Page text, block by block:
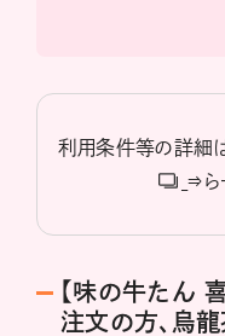
利用条件等の詳細
⇒ら
【味の牛たん
注文の方、烏